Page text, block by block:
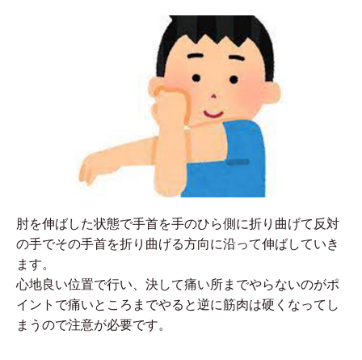
肘を伸ばした状態で手首を手のひら側に折り曲げて反対
の手でその手首を折り曲げる方向に沿って伸ばしていき
ます。
心地良い位置で行い、決して痛い所までやらないのがポ
イントで痛いところまでやると逆に筋肉は硬くなってし
まうので注意が必要です。